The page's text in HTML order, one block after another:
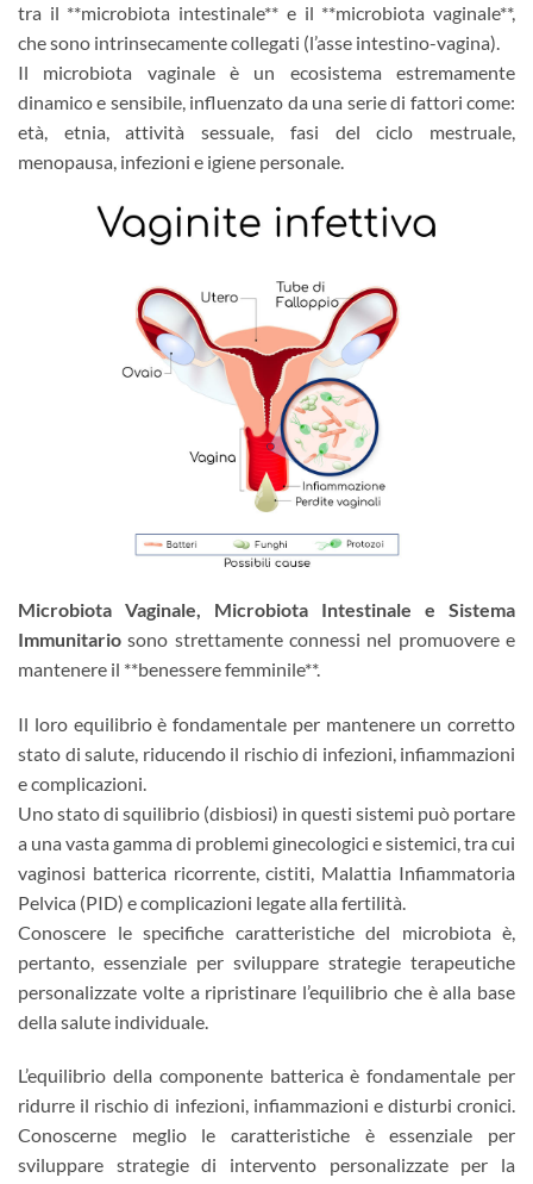
tra il **microbiota intestinale** e il **microbiota vaginale**,
che sono intrinsecamente collegati (l’asse intestino-vagina).
Il microbiota vaginale è un ecosistema estremamente
dinamico e sensibile, influenzato da una serie di fattori come:
età, etnia, attività sessuale, fasi del ciclo mestruale,
menopausa, infezioni e igiene personale.
Microbiota Vaginale, Microbiota Intestinale e Sistema
Immunitario sono strettamente connessi nel promuovere e
mantenere il **benessere femminile**.
Il loro equilibrio è fondamentale per mantenere un corretto
stato di salute, riducendo il rischio di infezioni, infiammazioni
e complicazioni.
Uno stato di squilibrio (disbiosi) in questi sistemi può portare
a una vasta gamma di problemi ginecologici e sistemici, tra cui
vaginosi batterica ricorrente, cistiti, Malattia Infiammatoria
Pelvica (PID) e complicazioni legate alla fertilità.
Conoscere le specifiche caratteristiche del microbiota è,
pertanto, essenziale per sviluppare strategie terapeutiche
personalizzate volte a ripristinare l’equilibrio che è alla base
della salute individuale.
L’equilibrio della componente batterica è fondamentale per
ridurre il rischio di infezioni, infiammazioni e disturbi cronici.
Conoscerne meglio le caratteristiche è essenziale per
sviluppare strategie di intervento personalizzate per la